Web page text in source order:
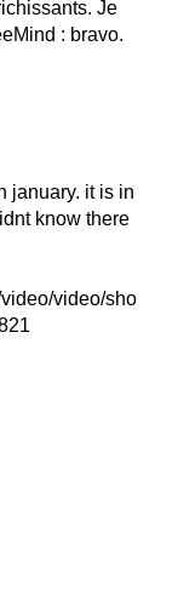
Je
: bravo.
january. it is in
know there
video/sho